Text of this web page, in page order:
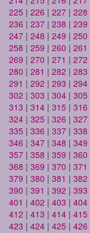
225 | 226 | 227 | 228
236 | 237 | 238 | 239
247 | 248 | 249 | 250
258 | 259 | 260 | 261
269 | 270 | 271 | 272
280 | 281 | 282 | 283
291 | 292 | 293 | 294
302 | 303 | 304 | 305
313 | 314 | 315 | 316
324 | 325 | 326 | 327
335 | 336 | 337 | 338
346 | 347 | 348 | 349
357 | 358 | 359 | 360
368 | 369 | 370 | 371
379 | 380 | 381 | 382
390 | 391 | 392 | 393
401 | 402 | 403 | 404
412 | 413 | 414 | 415
423 | 424 | 425 | 426